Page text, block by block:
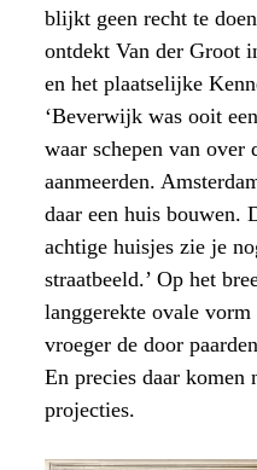
blijkt geen recht te
ontdekt Van der Groot
en het plaatselijke
‘Beverwijk was ooit
waar schepen van over
aanmeerden.
daar een huis bouwen.
achtige huisjes zie je
straatbeeld.’ Op het
langgerekte ovale
vroeger de door
En precies daar komen
projecties.